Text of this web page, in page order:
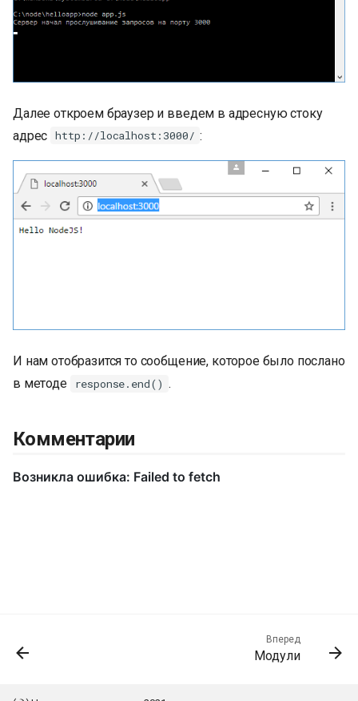
Далее откроем браузер и введем в адресную стоку
адрес http://localhost:3000/ :
И нам отобразится то сообщение, которое было послано
в методе
response.end() .
Комментарии
Вперед
Модули